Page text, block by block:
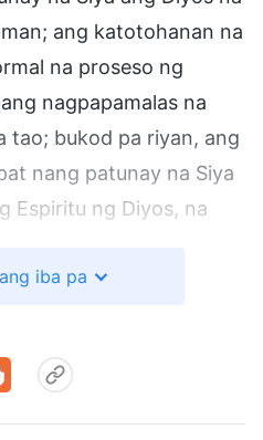
ang katotohanan na
na proseso ng
nagpapamalas na
tao; bukod pa riyan, ang
nang patunay na Siya
Espiritu ng Diyos, na
Pagpapakita at Gawain ng
ang Diyos,
iba pa